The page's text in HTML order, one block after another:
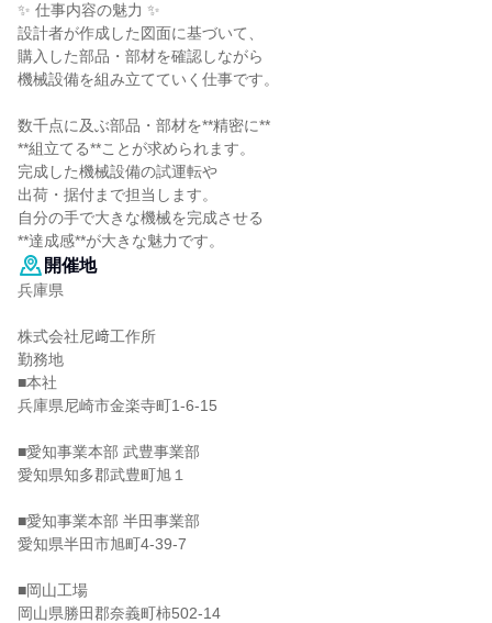
✨ 仕事内容の魅力 ✨
設計者が作成した図面に基づいて、
購入した部品・部材を確認しながら
機械設備を組み立てていく仕事です。
数千点に及ぶ部品・部材を**精密に**
**組立てる**ことが求められます。
完成した機械設備の試運転や
出荷・据付まで担当します。
自分の手で大きな機械を完成させる
**達成感**が大きな魅力です。
開催地
兵庫県
株式会社尼﨑工作所
勤務地
■本社
兵庫県尼崎市金楽寺町1-6-15
■愛知事業本部 武豊事業部
愛知県知多郡武豊町旭１
■愛知事業本部 半田事業部
愛知県半田市旭町4-39-7
■岡山工場
岡山県勝田郡奈義町柿502-14